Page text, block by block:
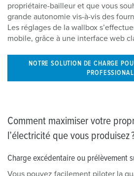
propriétaire-bailleur et que vous
grande autonomie vis-à-vis des
Les réglages de la wallbox
mobile, grâce à une interface web
NOTRE SOLUTION DE CHARGE
PROFESSIONAL
Comment maximiser votre
l’électricité que vous produisez
Charge excédentaire ou prélèvement
Vous pouvez facilement piloter la